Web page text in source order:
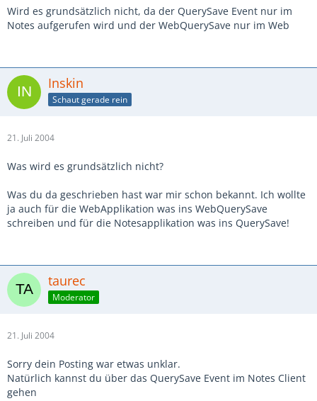
Wird es grundsätzlich nicht, da der QuerySave Event nur im
Notes aufgerufen wird und der WebQuerySave nur im Web
Inskin
Schaut gerade rein
21. Juli 2004
Was wird es grundsätzlich nicht?
Was du da geschrieben hast war mir schon bekannt. Ich wollte
ja auch für die WebApplikation was ins WebQuerySave
schreiben und für die Notesapplikation was ins QuerySave!
taurec
Moderator
21. Juli 2004
Sorry dein Posting war etwas unklar.
Natürlich kannst du über das QuerySave Event im Notes Client
gehen